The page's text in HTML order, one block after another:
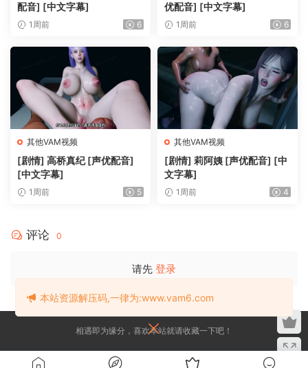
配音] [中文字幕]
1周前 6
优配音] [中文字幕]
1周前 6
其他VAM视频
[剧情] 高桥真纪 [声优配音]
[中文字幕]
1周前 5
其他VAM视频
[剧情] 莉阿姨 [声优配音] [中
文字幕]
1周前 4
评论 0
请先 登录
相遇即为缘分，喜欢本站就请收藏一下吧！
本站资源解压码,一律为:www.vam6.com